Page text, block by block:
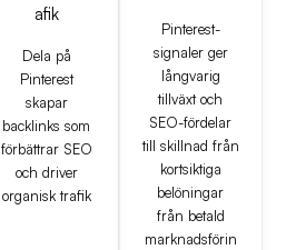
afik
Dela på
Pinterest
skapar
backlinks som
förbättrar SEO
och driver
organisk trafik
Pinterest-
signaler ger
långvarig
tillväxt och
SEO-fördelar
till skillnad från
kortsiktiga
belöningar
från betald
marknadsförin